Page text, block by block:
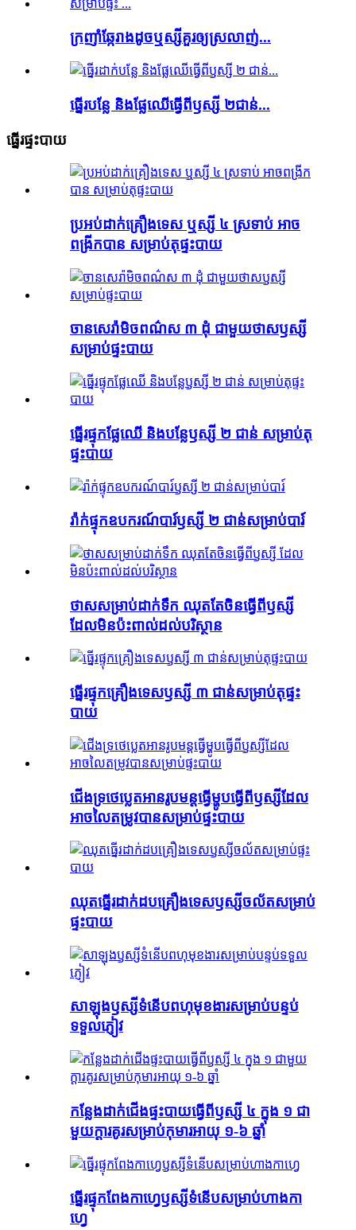
ក្រញាំឆ្កែរាងដូចឬស្សីគួរឲ្យស្រលាញ់...
ធ្នើរបន្លែ និងផ្លែឈើធ្វើពីឫស្សី ២ជាន់...
ធ្នើរផ្ទះបាយ
ប្រអប់ដាក់គ្រឿងទេស ឬស្សី ៤ ស្រទាប់ អាច
ពង្រីកបាន សម្រាប់តុផ្ទះបាយ
ចានសេរ៉ាមិចពណ៌ស ៣ ដុំ ជាមួយថាសឫស្សី
សម្រាប់ផ្ទះបាយ
ធ្នើរ​ផ្ទុក​ផ្លែឈើ និង​បន្លែ​ឫស្សី ២ ជាន់ សម្រាប់​តុ​
ផ្ទះបាយ
រ៉ាក់ផ្ទុកឧបករណ៍បារ៍ឫស្សី ២ ជាន់សម្រាប់បារ៍
ថាសសម្រាប់ដាក់ទឹក ឈុតតែចិនធ្វើពីឫស្សី
ដែលមិនប៉ះពាល់ដល់បរិស្ថាន
ធ្នើរផ្ទុកគ្រឿងទេសឫស្សី ៣ ជាន់សម្រាប់តុផ្ទះ
បាយ
ជើងទ្រថេប្លេតអានរូបមន្តធ្វើម្ហូបធ្វើពីឫស្សីដែល
អាចលៃតម្រូវបានសម្រាប់ផ្ទះបាយ
ឈុតធ្នើរដាក់ដបគ្រឿងទេសឫស្សីចល័តសម្រាប់
ផ្ទះបាយ
សាឡុង​ឫស្សី​ទំនើប​ពហុមុខងារ​សម្រាប់​បន្ទប់
ទទួលភ្ញៀវ
កន្លែងដាក់ជើងផ្ទះបាយធ្វើពីឫស្សី ៤ ក្នុង ១ ជា
មួយក្តារគូរសម្រាប់កុមារអាយុ ១-៦ ឆ្នាំ
ធ្នើរផ្ទុកពែងកាហ្វេឫស្សីទំនើបសម្រាប់ហាងកា
ហ្វេ